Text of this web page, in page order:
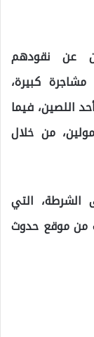
عن نقودهم
كبيرة،
اللصين، فيما
من خلال
الشرطة، التي
من موقع حدوث